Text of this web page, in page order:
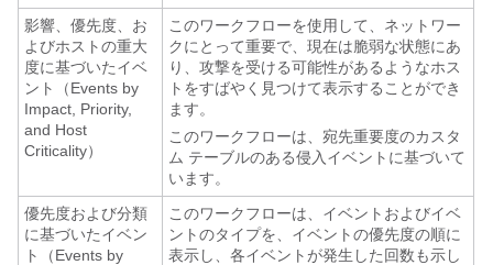
影響、優先度、お
よびホストの重大
度に基づいたイベ
ント（Events by
Impact, Priority,
and Host
Criticality）
このワークフローを使用して、ネットワー
クにとって重要で、現在は脆弱な状態にあ
り、攻撃を受ける可能性があるようなホス
トをすばやく見つけて表示することができ
ます。
このワークフローは、宛先重要度のカスタ
ム テーブルのある侵入イベントに基づいて
います。
優先度および分類
に基づいたイベン
ト（Events by
このワークフローは、イベントおよびイベ
ントのタイプを、イベントの優先度の順に
表示し、各イベントが発生した回数も示し